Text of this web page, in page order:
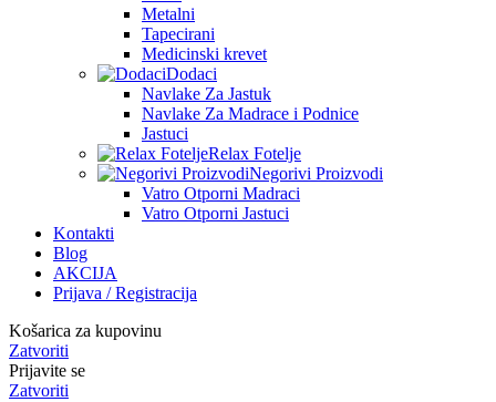
Metalni
Tapecirani
Medicinski krevet
Dodaci
Navlake Za Jastuk
Navlake Za Madrace i Podnice
Jastuci
Relax Fotelje
Negorivi Proizvodi
Vatro Otporni Madraci
Vatro Otporni Jastuci
Kontakti
Blog
AKCIJA
Prijava / Registracija
Košarica za kupovinu
Zatvoriti
Prijavite se
Zatvoriti